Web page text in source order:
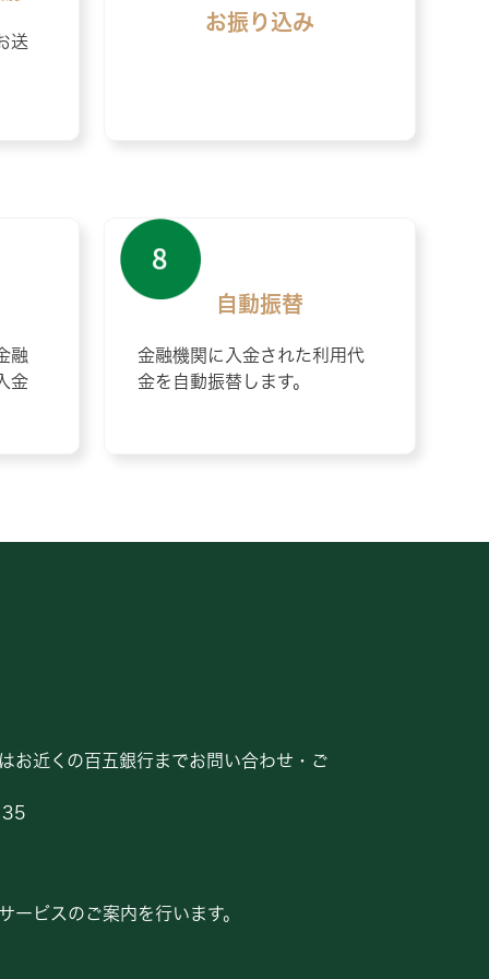
送
お振り込み
融
金
自動振替
金融機関に入金された利用代
金を自動振替します。
お近くの百五銀行までお問い合わせ・ご
ービスのご案内を行います。